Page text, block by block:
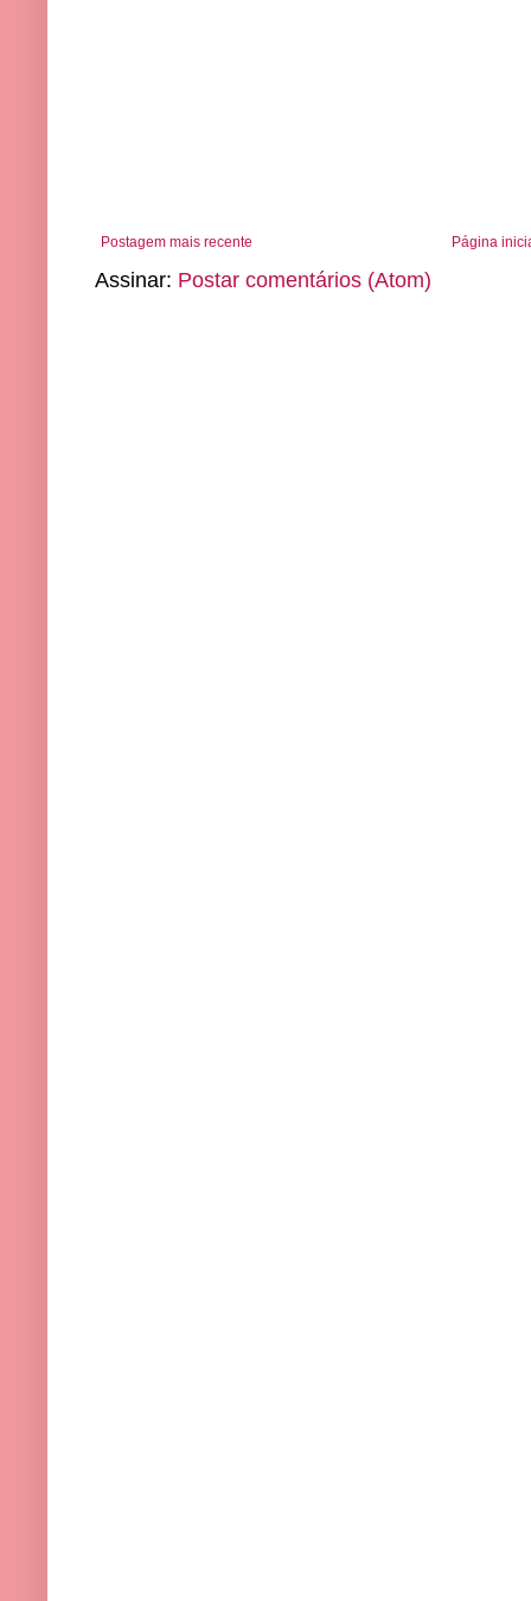
Postagem mais recente Página
Assinar: Postar comentários (Atom)